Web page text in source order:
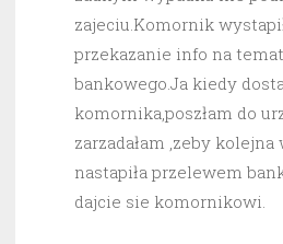
zajeciu.Komornik
przekazanie info na
bankowego.Ja kiedy
komornika,poszłam do
zarzadałam ,zeby
nastapiła przelewem
dajcie sie komornikowi.